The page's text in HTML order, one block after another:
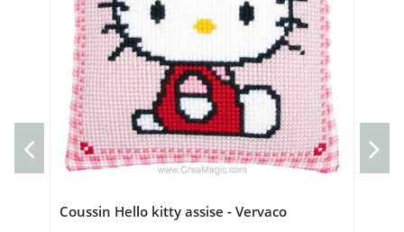
Coussin Hello kitty assise - Vervaco